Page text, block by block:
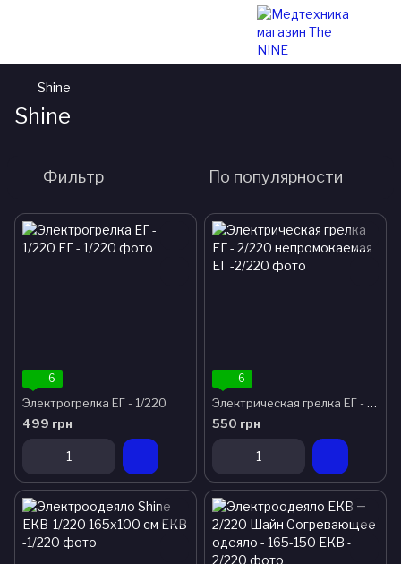
Shine
Shine
Фильтр По популярности
6
Электрогрелка ЕГ - 1/220
499 грн
6
Электрическая грелка ЕГ - 2/220 непромокаемая
550 грн